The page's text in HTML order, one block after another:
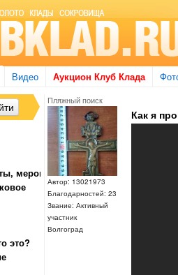
Видео Аукцион Клуб Клада
Пляжный поиск
Автор: 13021973
Благодарностей: 23
Звание: Активный
участник
Волгоград
Как я
мероприятия
это?